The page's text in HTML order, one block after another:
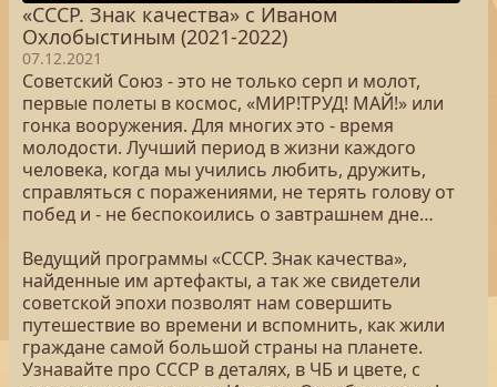
«СССР. Знак качества» с Иваном
Охлобыстиным (2021-2022)
07.12.2021
Советский Союз - это не только серп и молот,
первые полеты в космос, «МИР!ТРУД! МАЙ!» или
гонка вооружения. Для многих это - время
молодости. Лучший период в жизни каждого
человека, когда мы учились любить, дружить,
справляться с поражениями, не терять голову от
побед и - не беспокоились о завтрашнем дне…
Ведущий программы «СССР. Знак качества»,
найденные им артефакты, а так же свидетели
советской эпохи позволят нам совершить
путешествие во времени и вспомнить, как жили
граждане самой большой страны на планете.
Узнавайте про СССР в деталях, в ЧБ и цвете, с